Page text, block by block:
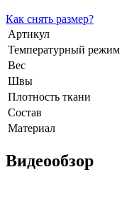
Как снять размер?
Артикул
Температурный режим
Вес
Швы
Плотность ткани
Состав
Материал
Видеообзор